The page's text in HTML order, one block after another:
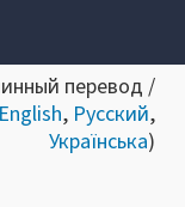
перевод /
English, Русский,
Українська)